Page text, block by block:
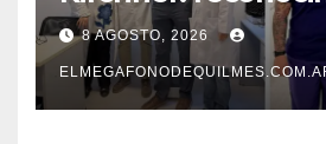
internacional a la
su atención
8 AGOSTO, 2026